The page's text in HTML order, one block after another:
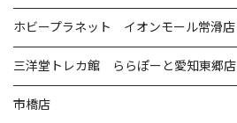
ホビープラネット イオンモール常滑店
三洋堂トレカ館 ららぽーと愛知東郷店
市橋店